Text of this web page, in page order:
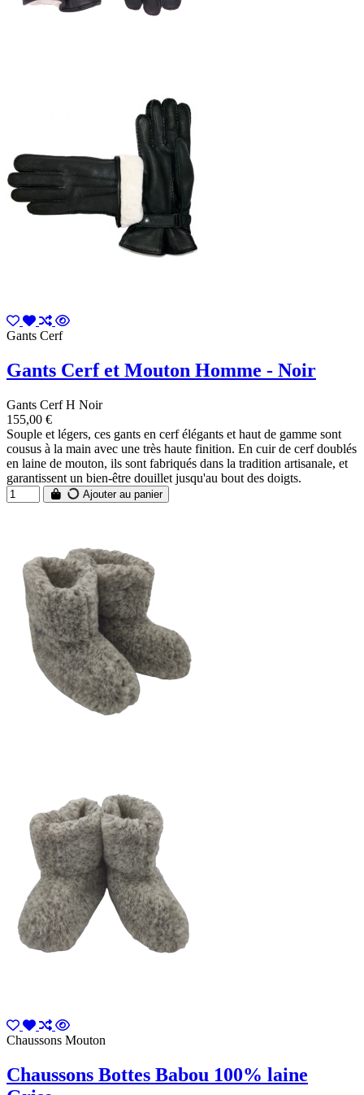
Gants Cerf
Gants Cerf et Mouton Homme - Noir
Gants Cerf H Noir
155,00 €
Souple et légers, ces gants en cerf élégants et haut de gamme sont
cousus à la main avec une très haute finition. En cuir de cerf doublés
en laine de mouton, ils sont fabriqués dans la tradition artisanale, et
garantissent un bien-être douillet jusqu'au bout des doigts.
Ajouter au panier
Chaussons Mouton
Chaussons Bottes Babou 100% laine